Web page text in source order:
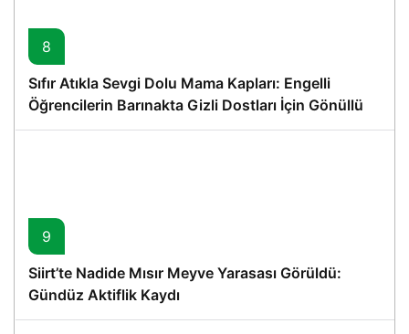
8
Sıfır Atıkla Sevgi Dolu Mama Kapları: Engelli
Öğrencilerin Barınakta Gizli Dostları İçin Gönüllü
Proje
9
Siirt’te Nadide Mısır Meyve Yarasası Görüldü:
Gündüz Aktiflik Kaydı